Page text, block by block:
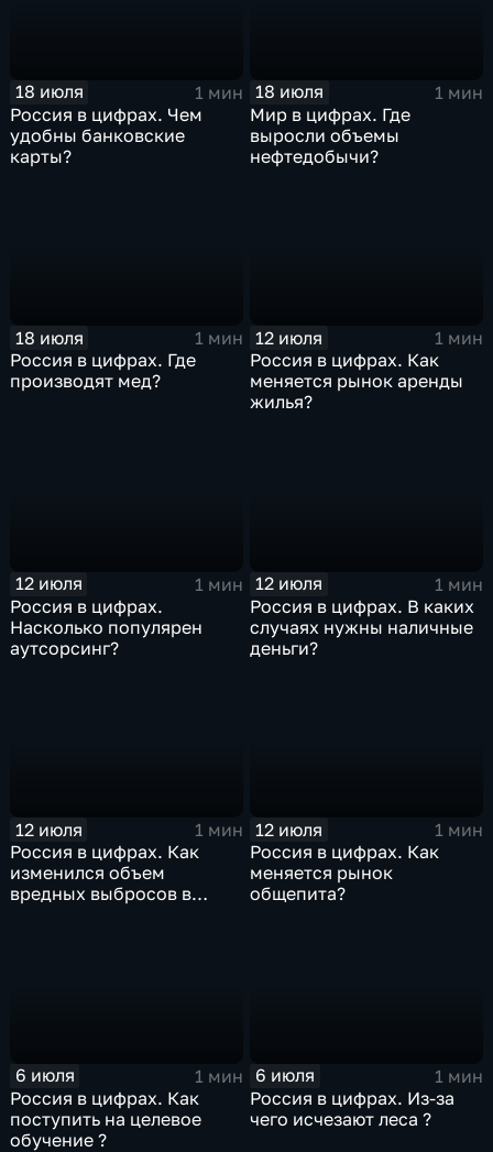
18 июля
1 мин
Россия в цифрах. Чем
удобны банковские
карты?
18 июля
1 мин
Мир в цифрах. Где
выросли объемы
нефтедобычи?
18 июля
1 мин
Россия в цифрах. Где
производят мед?
12 июля
1 мин
Россия в цифрах. Как
меняется рынок аренды
жилья?
12 июля
1 мин
Россия в цифрах.
Насколько популярен
аутсорсинг?
12 июля
1 мин
Россия в цифрах. В каких
случаях нужны наличные
деньги?
12 июля
1 мин
Россия в цифрах. Как
изменился объем
вредных выбросов в
12 июля
1 мин
Россия в цифрах. Как
меняется рынок
общепита?
6 июля
1 мин
Россия в цифрах. Как
поступить на целевое
обучение ?
6 июля
1 мин
Россия в цифрах. Из-за
чего исчезают леса ?